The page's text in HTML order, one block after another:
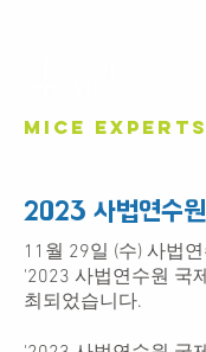
MICE
2023 사법연수
1 1월 29일 (수) 사법
'2023 사법연수원 국
최되었습니다.